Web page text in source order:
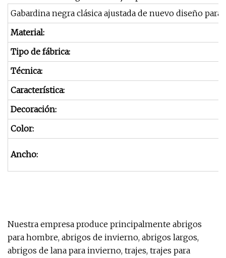
Gabardina negra clásica ajustada de nuevo diseño
Material:
Tipo de fábrica:
Técnica:
Característica:
Decoración:
Color:
Ancho:
Nuestra empresa produce principalmente abrigos
para hombre, abrigos de invierno, abrigos largos,
abrigos de lana para invierno, trajes, trajes para